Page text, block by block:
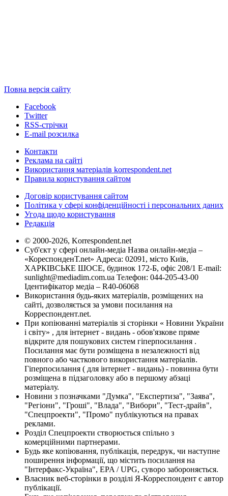
Повна версія сайту
Facebook
Twitter
RSS-стрічки
E-mail розсилка
Контакти
Реклама на сайті
Використання матеріалів korrespondent.net
Правила користування сайтом
Договір користування сайтом
Політика у сфері конфіденційності і персональних даних
Угода щодо користування
Редакція
© 2000-2026, Korrespondent.net
Суб'єкт у сфері онлайн-медіа Назва онлайн-медіа –
«КореспонденТ.net» Адреса: 02091, місто Київ,
ХАРКІВСЬКЕ ШОСЕ, будинок 172-Б, офіс 208/1 E-mail:
sunlight@mediadim.com.ua Телефон: 044-205-43-00
Ідентифікатор медіа – R40-06068
Використання будь-яких матеріалів, розміщених на
сайті, дозволяється за умови посилання на
Корреспондент.net.
При копіюванні матеріалів зі сторінки « Новини України
і світу» , для інтернет - видань - обов'язкове пряме
відкрите для пошукових систем гіперпосилання .
Посилання має бути розміщена в незалежності від
повного або часткового використання матеріалів.
Гіперпосилання ( для інтернет - видань) - повинна бути
розміщена в підзаголовку або в першому абзаці
матеріалу.
Новини з позначками "Думка", "Експертиза", "Заява",
"Регіони", "Гроші", "Влада", "Вибори", "Тест-драйв",
"Спецпроекти", "Промо" публікуються на правах
реклами.
Розділ Спецпроекти створюється спільно з
комерційними партнерами.
Будь яке копіювання, публікація, передрук, чи наступне
поширення інформації, що містить посилання на
"Інтерфакс-Україна", EPA / UPG, суворо забороняється.
Власник веб-сторінки в розділі Я-Корреспондент є автор
публікації.